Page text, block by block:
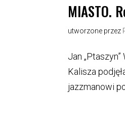
MIASTO.
utworzone przez
Jan
Kalisza
jazzmanowi